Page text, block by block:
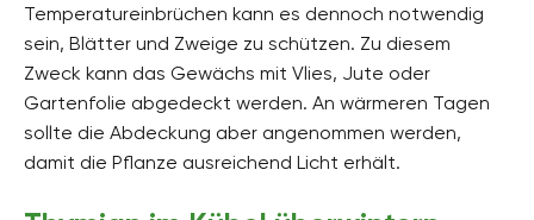
Temperatureinbrüchen kann es dennoch notwendig
sein, Blätter und Zweige zu schützen. Zu diesem
Zweck kann das Gewächs mit Vlies, Jute oder
Gartenfolie abgedeckt werden. An wärmeren Tagen
sollte die Abdeckung aber angenommen werden,
damit die Pflanze ausreichend Licht erhält.